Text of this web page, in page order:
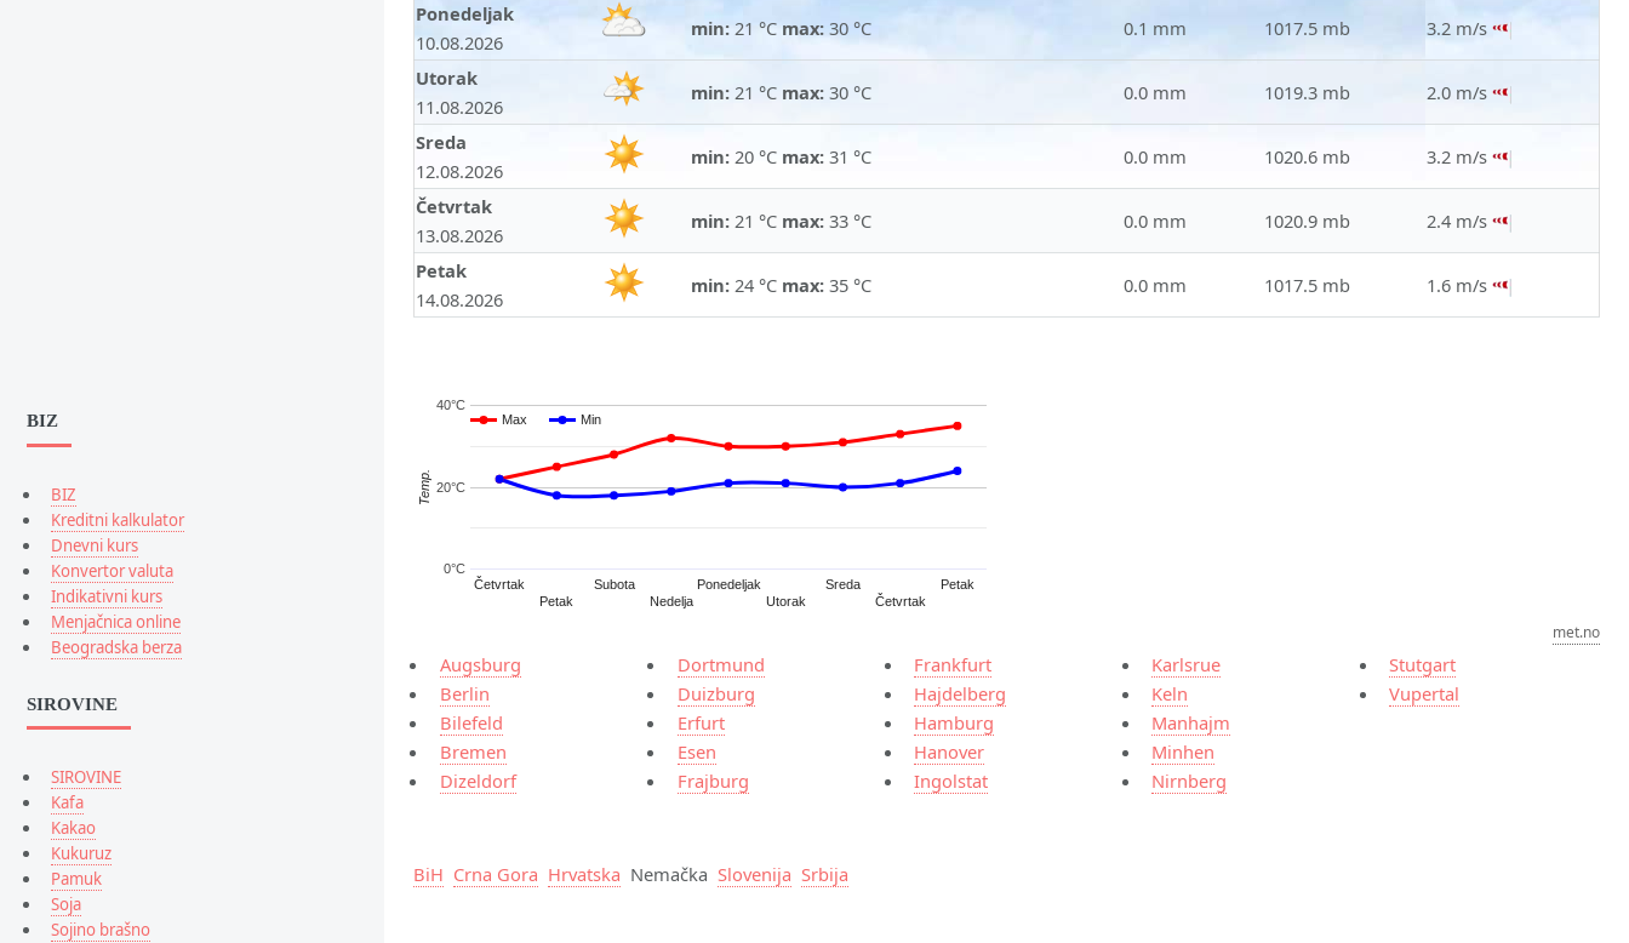
Ponedeljak
10.08.2026
min: 21 °C max: 30 °C 0.1 mm 1017.5 mb 3.2 m/s
Utorak
11.08.2026
min: 21 °C max: 30 °C 0.0 mm 1019.3 mb 2.0 m/s
Sreda
12.08.2026
min: 20 °C max: 31 °C 0.0 mm 1020.6 mb 3.2 m/s
Četvrtak
13.08.2026
min: 21 °C max: 33 °C 0.0 mm 1020.9 mb 2.4 m/s
Petak
14.08.2026
min: 24 °C max: 35 °C 0.0 mm 1017.5 mb 1.6 m/s
Četvrtak
Petak
Subota
Nedelja
Ponedeljak
Utorak
Sreda
Četvrtak
Petak
0°C
20°C
40°C
Max
Max Min
Min
Temp.
met.no
Augsburg
Berlin
Bilefeld
Bremen
Dizeldorf
Dortmund
Duizburg
Erfurt
Esen
Frajburg
Frankfurt
Hajdelberg
Hamburg
Hanover
Ingolstat
Karlsrue
Keln
Manhajm
Minhen
Nirnberg
Stutgart
Vupertal
BiH Crna Gora Hrvatska Nemačka Slovenija Srbija
BIZ
BIZ
Kreditni kalkulator
Dnevni kurs
Konvertor valuta
Indikativni kurs
Menjačnica online
Beogradska berza
SIROVINE
SIROVINE
Kafa
Kakao
Kukuruz
Pamuk
Soja
Sojino brašno